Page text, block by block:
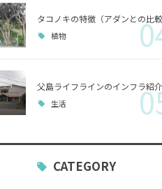
タコノキの特徴（アダンとの比較
植物
父島ライフラインのインフラ紹介
生活
CATEGORY